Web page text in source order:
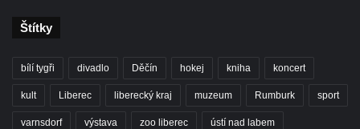
Štítky
bílí tygři divadlo Děčín hokej kniha koncert
kult Liberec liberecký kraj muzeum Rumburk sport
varnsdorf výstava zoo liberec ústí nad labem